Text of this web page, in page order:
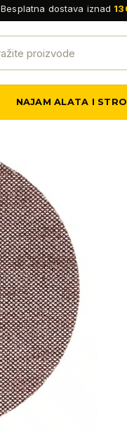
Besplatna dostava iznad
NAJAM ALATA I